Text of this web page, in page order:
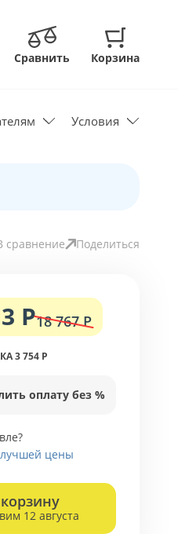
Сравнить Корзина
Условия
сравнение Поделиться
Р18 767 Р
3 754 Р
оплату без %
цены
12 августа